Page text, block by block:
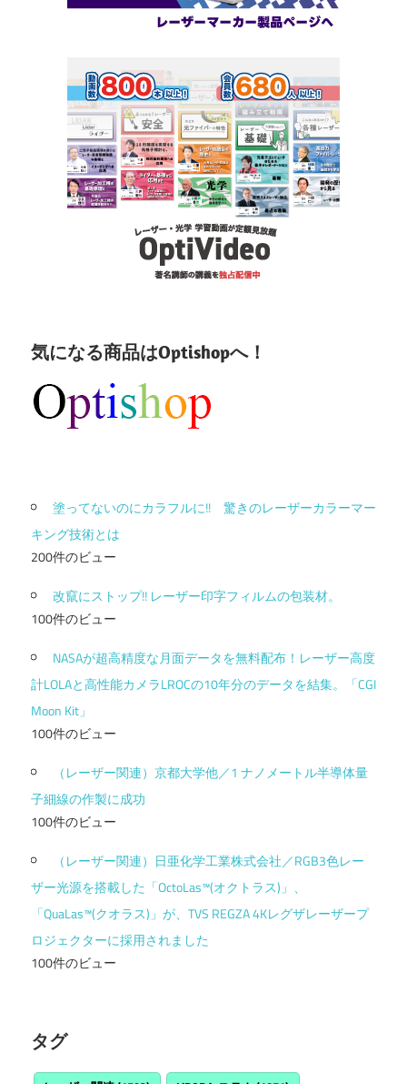
気になる商品はOptishopへ！
塗ってないのにカラフルに!! 驚きのレーザーカラーマー
キング技術とは
200件のビュー
改竄にストップ!! レーザー印字フィルムの包装材。
100件のビュー
NASAが超高精度な月面データを無料配布！レーザー高度
計LOLAと高性能カメラLROCの10年分のデータを結集。「CGI
Moon Kit」
100件のビュー
（レーザー関連）京都大学他／1 ナノメートル半導体量
子細線の作製に成功
100件のビュー
（レーザー関連）日亜化学工業株式会社／RGB3色レー
ザー光源を搭載した「OctoLas™(オクトラス)」、
「QuaLas™(クオラス)」が、TVS REGZA 4Kレグザレーザープ
ロジェクターに採用されました
100件のビュー
タグ